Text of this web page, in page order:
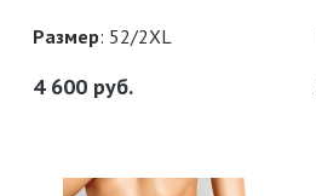
Размер: 52/2XL
4 600руб.